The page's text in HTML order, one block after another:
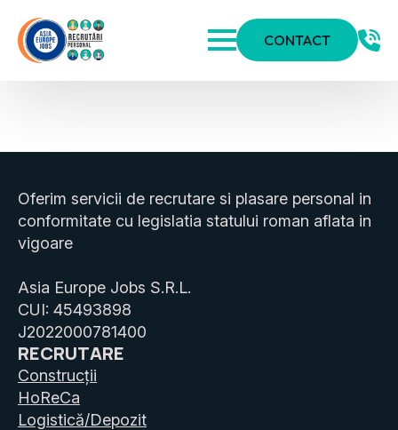
CONTACT
Oferim servicii de recrutare si plasare personal in
conformitate cu legislatia statului roman aflata in
vigoare
Asia Europe Jobs S.R.L.
CUI: 45493898
J2022000781400
RECRUTARE
Construcții
HoReCa
Logistică/Depozit